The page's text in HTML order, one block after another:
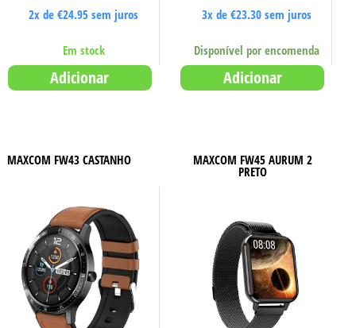
2x de€24.95 sem juros
Em stock
Adicionar
3x de €23.30sem juros
Disponível por encomenda
Adicionar
MAXCOM FW43 CASTANHO MAXCOM FW45 AURUM 2
PRETO